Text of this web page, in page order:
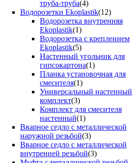
труба-труба(4)
Водорозетки Ekoplastik(12)
Водорозетка внутренняя
Ekoplastik(1)
Водорозетка с креплением
Ekoplastik(5)
Настенный угольник для
гипсокартона(1)
Планка установочная для
смесителя(1)
Универсальный настенный
комплект(3)
Комплект для смесителя
настенный(1)
Вварное седло с металлической
наружной резьбой(3)
Вварное седло с металлической
внутренней резьбой(3)